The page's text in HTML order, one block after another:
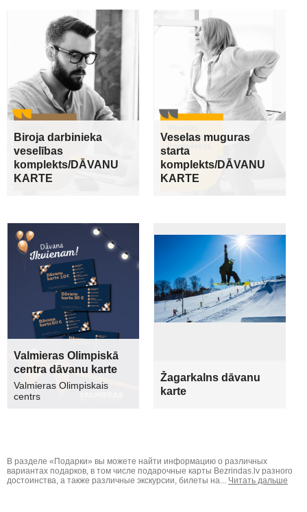
Biroja darbinieka
veselības
komplekts/DĀVANU
KARTE
Veselas muguras
starta
komplekts/DĀVANU
KARTE
Valmieras Olimpiskā
centra dāvanu karte
Valmieras Olimpiskais
centrs
Žagarkalns dāvanu
karte
В разделе «Подарки» вы можете найти информацию о различных
вариантах подарков, в том числе подарочные карты Bezrindas.lv разного
достоинства, а также различные экскурсии, билеты на... Читать дальше